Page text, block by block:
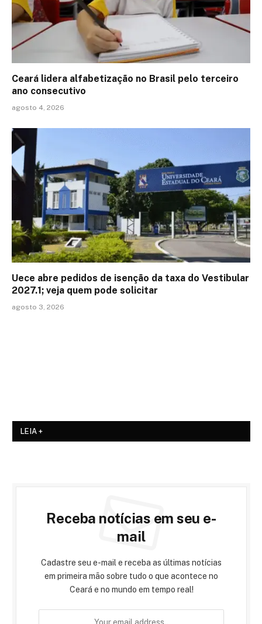
Ceará lidera alfabetização no Brasil pelo terceiro
ano consecutivo
agosto 4, 2026
Uece abre pedidos de isenção da taxa do Vestibular
2027.1; veja quem pode solicitar
agosto 3, 2026
LEIA +
Receba notícias em seu e-
mail
Cadastre seu e-mail e receba as últimas notícias
em primeira mão sobre tudo o que acontece no
Ceará e no mundo em tempo real!